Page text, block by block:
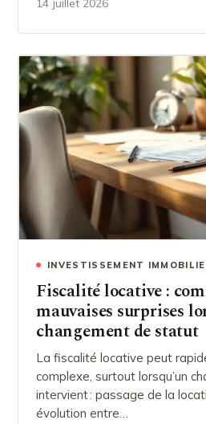
INVESTISSEMENT
Fiscalité locative :
mauvaises surprises
changement de statut
La fiscalité locative peut
complexe, surtout lorsqu’un
intervient : passage de la
évolution entre…